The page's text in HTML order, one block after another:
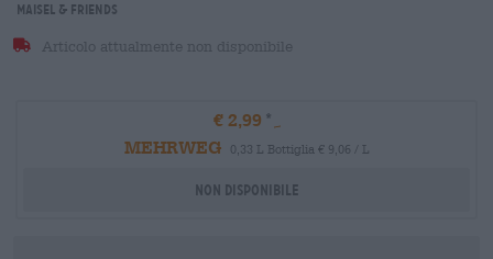
Maisel & Friends
Articolo attualmente non disponibile
€ 2,99
MEHRWEG
0,33 L Bottiglia € 9,06 / L
Non disponibile